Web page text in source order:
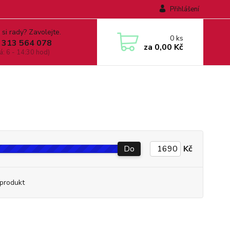
Přihlášení
rady? Zavolejte.
564 078
6 - 14:30 hod)
0ks
za 0,00 Kč
Do Kč